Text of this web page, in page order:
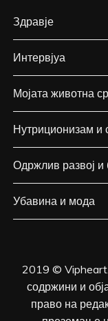
Здравје
Интервјуа
Мојата животна
Нутриционизам и
Одржлив развој и
Убавина и мода
2019 ©
содржини и
право на